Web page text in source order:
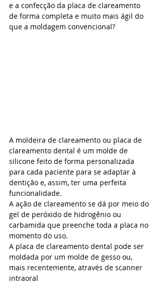
e a confecção da placa de clareamento
de forma completa e muito mais ágil do
que a moldagem convencional?
A moldeira de clareamento ou placa de
clareamento dental é um molde de
silicone feito de forma personalizada
para cada paciente para se adaptar à
dentição e, assim, ter uma perfeita
funcionalidade.
A ação de clareamento se dá por meio do
gel de peróxido de hidrogênio ou
carbamida que preenche toda a placa no
momento do uso.
A placa de clareamento dental pode ser
moldada por um molde de gesso ou,
mais recentemente, através de scanner
intraoral